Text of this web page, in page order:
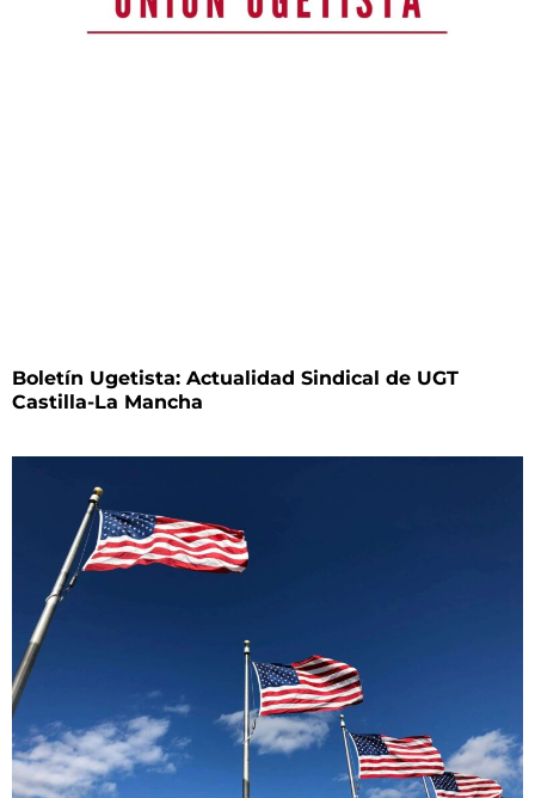
Boletín Ugetista: Actualidad Sindical de UGT
Castilla-La Mancha